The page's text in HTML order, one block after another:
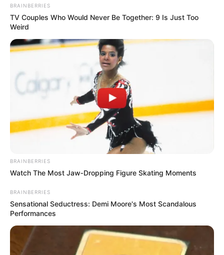
BRAINBERRIES
TV Couples Who Would Never Be Together: 9 Is Just Too
Weird
BRAINBERRIES
Watch The Most Jaw‑Dropping Figure Skating Moments
BRAINBERRIES
Sensational Seductress: Demi Moore's Most Scandalous
Performances